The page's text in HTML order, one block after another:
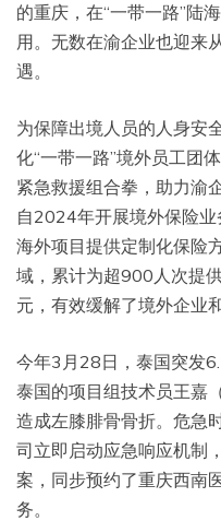
的重庆，在“一带一路”陆
用。无数在渝企业也迎来
遇。
为保障出境人员的人身安
化“一带一路”境外员工团
紧急救援组合拳，助力渝
自2024年开展境外保险
海外项目提供定制化保险
域，累计为超900人次提
元，有效缓解了境外企业
今年3月28日，泰国突发
泰国的项目组技术员王嘉
造成左膝腓骨骨折。危急
司立即启动应急响应机制
案，同步预约了重庆西南
务。